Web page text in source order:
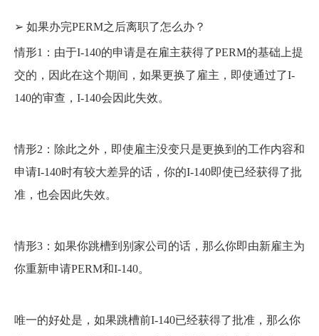
➢ 如果办完PERM之后离职了怎么办？
情形1：由于I-140的申请是在雇主获得了PERM的基础上提
交的，因此在这个期间，如果更换了雇主，即使通过了I-
140的审查，I-140会因此失效。
情形2：除此之外，即使雇主没变只是更换到的工作内容和
申请I-140时有较大差异的话，你的I-140即使已经获得了批
准，也会因此失效。
情形3：如果你跳槽到别家公司的话，那么你即由新雇主为
你重新申请PERM和I-140。
唯一的好处是，如果跳槽前I-140已经获得了批准，那么你